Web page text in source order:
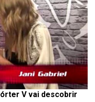
V vai descobrir